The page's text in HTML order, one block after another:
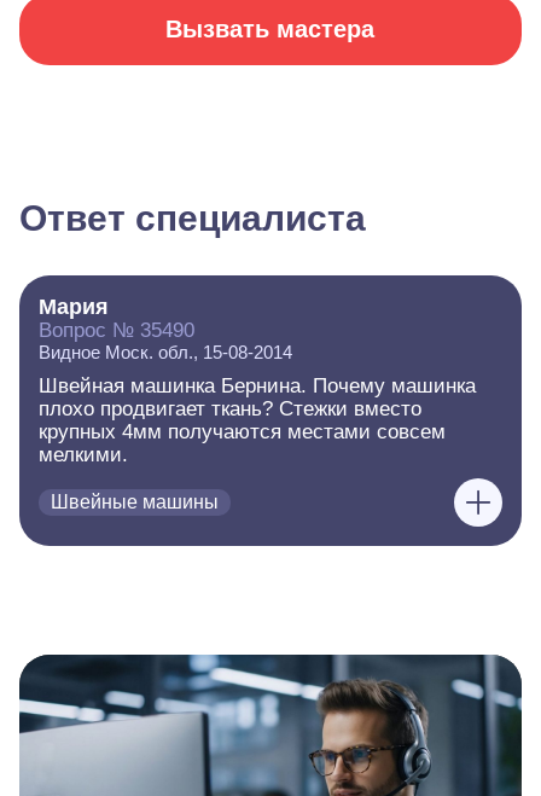
Вызвать мастера
Ответ специалиста
Мария
Вопрос № 35490
Видное Моск. обл., 15-08-2014
Швейная машинка Бернина. Почему машинка
плохо продвигает ткань? Стежки вместо
крупных 4мм получаются местами совсем
мелкими.
Швейные машины